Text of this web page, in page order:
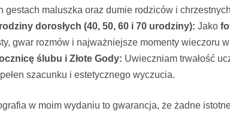
gestach maluszka oraz dumie rodziców i
dorosłych (40, 50, 60 i 70 urodziny): Jako
gwar rozmów i najważniejsze momenty wieczoru
ślubu i Złote Gody: Uwieczniam trwałość
szacunku i estetycznego wyczucia.
w moim wydaniu to gwarancja, że żadne